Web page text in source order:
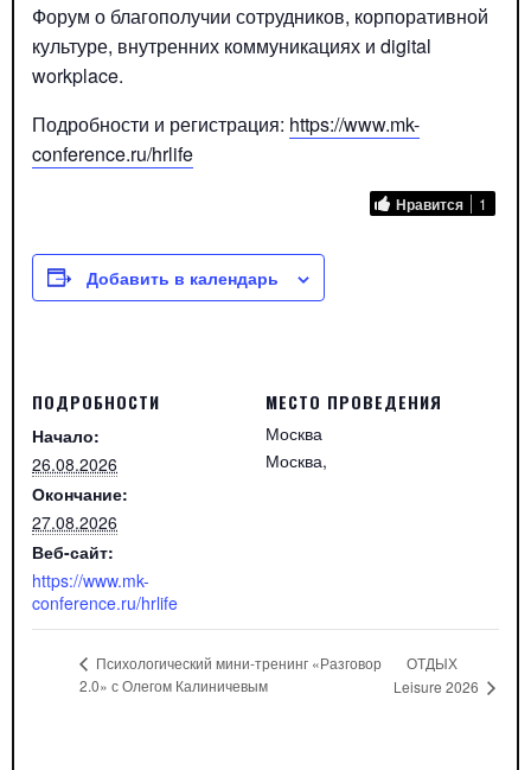
Форум о благополучии сотрудников, корпоративной
культуре, внутренних коммуникациях и digital
workplace.
Подробности и регистрация: https://www.mk-
conference.ru/hrlife
Нравится 1
Добавить в календарь
ПОДРОБНОСТИ
Начало:
26.08.2026
Окончание:
27.08.2026
Веб-сайт:
https://www.mk-
conference.ru/hrlife
МЕСТО ПРОВЕДЕНИЯ
Москва
Москва,
Психологический мини-тренинг «Разговор
2.0» с Олегом Калиничевым
ОТДЫХ
Leisure 2026